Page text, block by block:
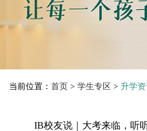
当前位置： 首页 > 学生专区 > 升学资
IB校友说｜大考来临，听